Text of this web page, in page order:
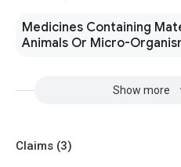
Medicines Containing
Animals Or Micro-
Show more
Claims (3)